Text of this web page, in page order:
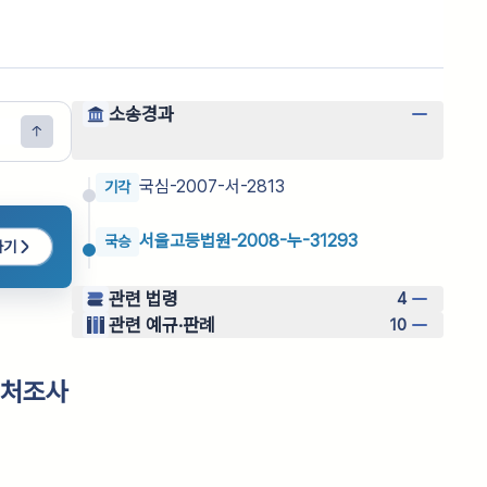
기
조사
소송경과
기각 국심-2007-서-2813
국승 서울고등법원-2008-누-31293
관련 법령 4
관련 예규·판례 10